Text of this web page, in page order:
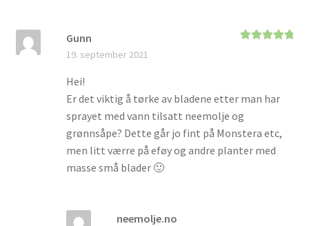
Gunn
19. september 2021
Hei!
Er det viktig å tørke av bladene etter man har
sprayet med vann tilsatt neemolje og
grønnsåpe? Dette går jo fint på Monstera etc,
men litt værre på eføy og andre planter med
masse små blader 🙂
neemolje.no